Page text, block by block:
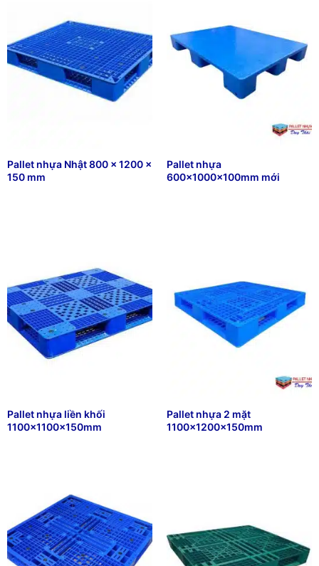
Pallet nhựa Nhật 800 x 1200 x
150 mm
Pallet nhựa
600x1000x100mm mới
Pallet nhựa liền khối
1100x1100x150mm
Pallet nhựa 2 mặt
1100x1200x150mm